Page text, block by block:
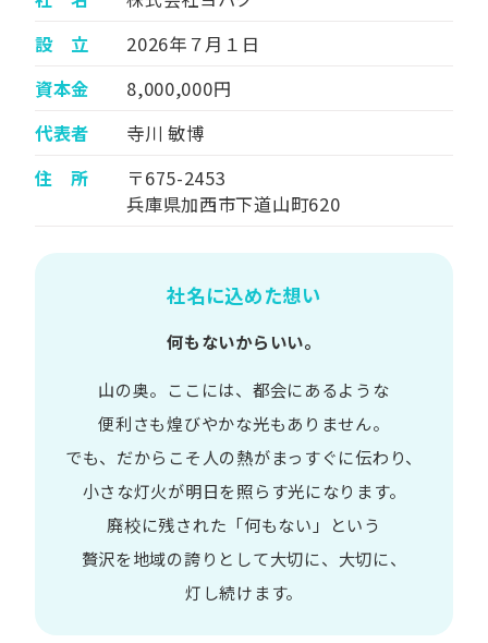
設 立
2026年７月１日
資本金
8,000,000円
代表者
寺川 敏博
住 所
〒675-2453
兵庫県加西市下道山町620
社名に込めた想い
何もないからいい。
山の​奥。​ここには、​都会に​あるような​
便利さも煌びやかな​光も​ありません。​
でも、​だから​こそ 人の​熱が​まっすぐに​伝わり、
小さな​灯火が​明日を​照らす光に​なります。
廃校に​残された​「何も​ない」と​いう​
贅沢を地域の​誇りと​して大切に、​大切に、​
灯し続けます。​